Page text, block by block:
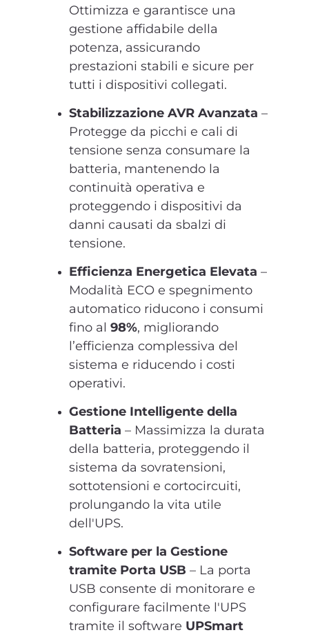
Ottimizza e garantisce una
gestione affidabile della
potenza, assicurando
prestazioni stabili e sicure per
tutti i dispositivi collegati.
Stabilizzazione AVR Avanzata –
Protegge da picchi e cali di
tensione senza consumare la
batteria, mantenendo la
continuità operativa e
proteggendo i dispositivi da
danni causati da sbalzi di
tensione.
Efficienza Energetica Elevata –
Modalità ECO e spegnimento
automatico riducono i consumi
fino al 98%, migliorando
l’efficienza complessiva del
sistema e riducendo i costi
operativi.
Gestione Intelligente della
Batteria – Massimizza la durata
della batteria, proteggendo il
sistema da sovratensioni,
sottotensioni e cortocircuiti,
prolungando la vita utile
dell'UPS.
Software per la Gestione
tramite Porta USB – La porta
USB consente di monitorare e
configurare facilmente l'UPS
tramite il software UPSmart